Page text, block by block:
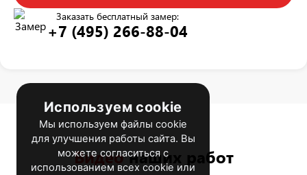
Используем cookie
Мы используем файлы cookie
для улучшения работы сайта. Вы
можете согласиться с
использованием всех cookie или
Заказать бесплатный замер:
+7 (495) 266-88-04
Видеонаших работ